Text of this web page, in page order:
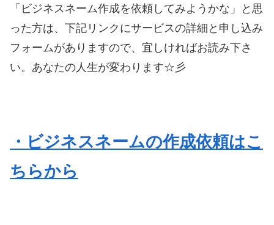
「ビジネスネーム作成を依頼してみようかな」と思
った方は、下記リンクにサービスの詳細と申し込み
フォームがありますので、宜しければお読み下さ
い。あなたの人生が変わります☆彡
・ビジネスネームの作成依頼はこ
ちらから